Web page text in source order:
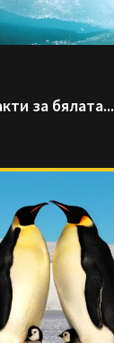
за бялата...